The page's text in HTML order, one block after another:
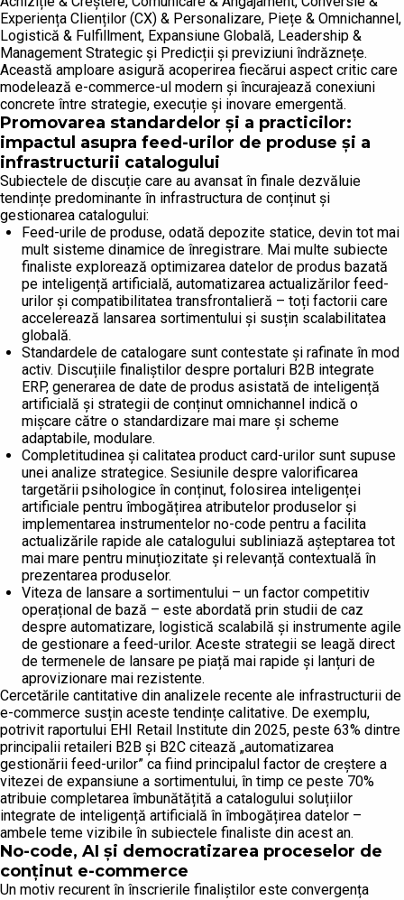
Experiența Clienților (CX) & Personalizare, Piețe & Omnichannel,
Logistică & Fulfillment, Expansiune Globală, Leadership &
Management Strategic și Predicții și previziuni îndrăznețe.
Această amploare asigură acoperirea fiecărui aspect critic care
modelează e-commerce-ul modern și încurajează conexiuni
concrete între strategie, execuție și inovare emergentă.
Promovarea standardelor și a practicilor:
impactul asupra feed-urilor de produse și a
infrastructurii catalogului
Subiectele de discuție care au avansat în finale dezvăluie
tendințe predominante în infrastructura de conținut și
gestionarea catalogului:
Feed-urile de produse, odată depozite statice, devin tot mai
mult sisteme dinamice de înregistrare. Mai multe subiecte
finaliste explorează optimizarea datelor de produs bazată
pe inteligență artificială, automatizarea actualizărilor feed-
urilor și compatibilitatea transfrontalieră – toți factorii care
accelerează lansarea sortimentului și susțin scalabilitatea
globală.
Standardele de catalogare sunt contestate și rafinate în mod
activ. Discuțiile finaliștilor despre portaluri B2B integrate
ERP, generarea de date de produs asistată de inteligență
artificială și strategii de conținut omnichannel indică o
mișcare către o standardizare mai mare și scheme
adaptabile, modulare.
Completitudinea și calitatea product card-urilor sunt supuse
unei analize strategice. Sesiunile despre valorificarea
targetării psihologice în conținut, folosirea inteligenței
artificiale pentru îmbogățirea atributelor produselor și
implementarea instrumentelor no-code pentru a facilita
actualizările rapide ale catalogului subliniază așteptarea tot
mai mare pentru minuțiozitate și relevanță contextuală în
prezentarea produselor.
Viteza de lansare a sortimentului – un factor competitiv
operațional de bază – este abordată prin studii de caz
despre automatizare, logistică scalabilă și instrumente agile
de gestionare a feed-urilor. Aceste strategii se leagă direct
de termenele de lansare pe piață mai rapide și lanțuri de
aprovizionare mai rezistente.
Cercetările cantitative din analizele recente ale infrastructurii de
e-commerce susțin aceste tendințe calitative. De exemplu,
potrivit raportului EHI Retail Institute din 2025, peste 63% dintre
principalii retaileri B2B și B2C citează „automatizarea
gestionării feed-urilor” ca fiind principalul factor de creștere a
vitezei de expansiune a sortimentului, în timp ce peste 70%
atribuie completarea îmbunătățită a catalogului soluțiilor
integrate de inteligență artificială în îmbogățirea datelor –
ambele teme vizibile în subiectele finaliste din acest an.
No-code, AI și democratizarea proceselor de
conținut e-commerce
Un motiv recurent în înscrierile finaliștilor este convergența